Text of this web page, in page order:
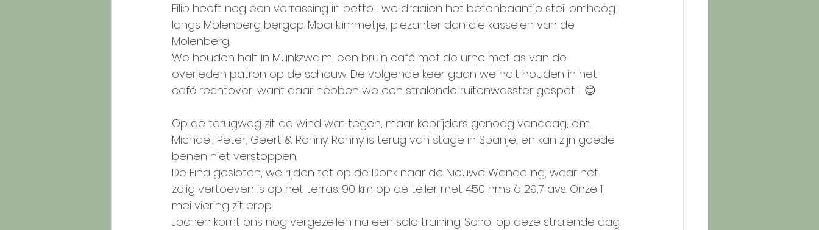
Filip heeft nog een verrassing in petto : we draaien het betonbaantje steil omhoog
langs Molenberg bergop. Mooi klimmetje, plezanter dan die kasseien van de
Molenberg.
We houden halt in Munkzwalm, een bruin café met de urne met as van de
overleden patron op de schouw. De volgende keer gaan we halt houden in het
café rechtover, want daar hebben we een stralende ruitenwasster gespot ! 😊
Op de terugweg zit de wind wat tegen, maar koprijders genoeg vandaag, o.m.
Michaël, Peter, Geert & Ronny. Ronny is terug van stage in Spanje, en kan zijn goede
benen niet verstoppen.
De Fina gesloten, we rijden tot op de Donk naar de Nieuwe Wandeling, waar het
zalig vertoeven is op het terras. 90 km op de teller met 450 hms à 29,7 avs. Onze 1
mei viering zit erop.
Jochen komt ons nog vergezellen na een solo training. Schol op deze stralende dag.